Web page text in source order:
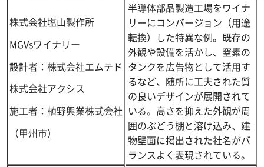
株式会社塩山製作所
MGVsワイナリー
設計者：株式会社エムテド
株式会社アクシス
施工者：植野興業株式会社
（甲州市）
半導体部品製造工場をワイナ
リーにコンバージョン（用途
転換）した特異な例。既存の
外観や設備を活かし、窒素の
タンクを広告物として活用す
るなど、随所に工夫された質
の良いデザインが展開されて
いる。高さを抑えた外観が周
囲のぶどう棚と溶け込み、建
物壁面に掲出された社名がバ
ランスよく表現されている。